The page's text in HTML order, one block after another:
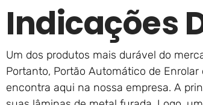
Indicações
Um dos produtos mais durável do
Portanto, Portão Automático de
encontra aqui na nossa empresa. A